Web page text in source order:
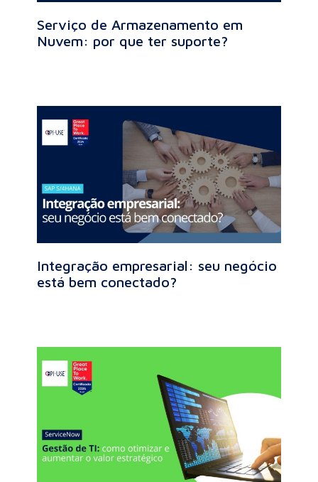
Serviço de Armazenamento em
Nuvem: por que ter suporte?
Integração empresarial: seu negócio
está bem conectado?